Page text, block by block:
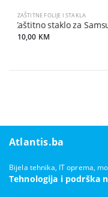
ZAŠTITNE FOLIJE I STAKLA
Zaštitno staklo za
10,00 KM
Atlantis.ba
Bijela tehnika, IT oprema,
Tehnologija i podrška